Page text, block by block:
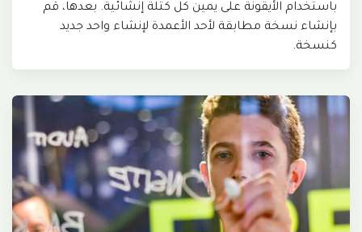
باستخدام الأيقونة على يمين كل كتلة إنشائية. بعدها، قم
بإنشاء نسخة مطابقة لأحد الأعمدة لإنشاء واحد جديد
كنسخة.